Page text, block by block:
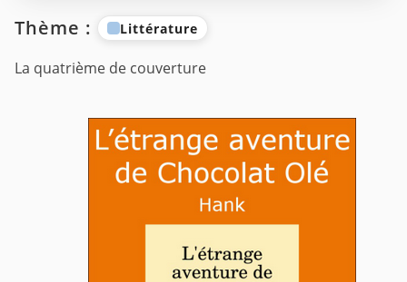
Thème : Littérature
La quatrième de couverture